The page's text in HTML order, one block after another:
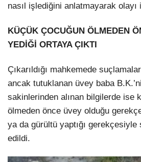
nasıl işlediğini anlatmayarak olayı
KÜÇÜK ÇOCUĞUN ÖLMEDEN
YEDİĞİ ORTAYA ÇIKTI
Çıkarıldığı mahkemede
ancak tutuklanan üvey baba
sakinlerinden alınan bilgilerde ise
ölmeden önce üvey olduğu
ya da gürültü yaptığı
edildi.